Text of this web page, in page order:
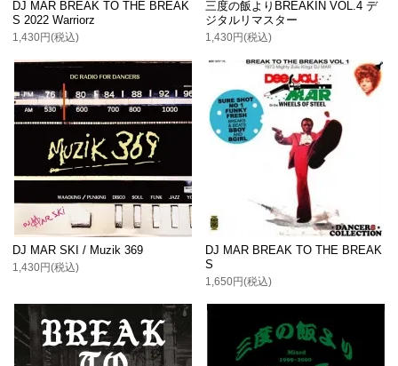
DJ MAR BREAK TO THE BREAK
S 2022 Warriorz
1,430円(税込)
三度の飯よりBREAKIN VOL.4 デ
ジタルリマスター
1,430円(税込)
DJ MAR SKI / Muzik 369
1,430円(税込)
DJ MAR BREAK TO THE BREAK
S
1,650円(税込)